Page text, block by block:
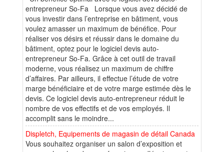
entrepreneur So-Fa Lorsque vous avez décidé de
vous investir dans l’entreprise en bâtiment, vous
voulez amasser un maximum de bénéfice. Pour
réaliser vos désirs et réussir dans le domaine du
bâtiment, optez pour le logiciel devis auto-
entrepreneur So-Fa. Grâce à cet outil de travail
moderne, vous réalisez un maximum de chiffre
d’affaires. Par ailleurs, il effectue l’étude de votre
marge bénéficiaire et de votre marge estimée dès le
devis. Ce logiciel devis auto-entrepreneur réduit le
nombre de vos effectifs et de vos employés. Il
accomplit sans le moindre...
Displetch, Equipements de magasin de détail Canada
Vous souhaitez organiser un salon d’exposition et